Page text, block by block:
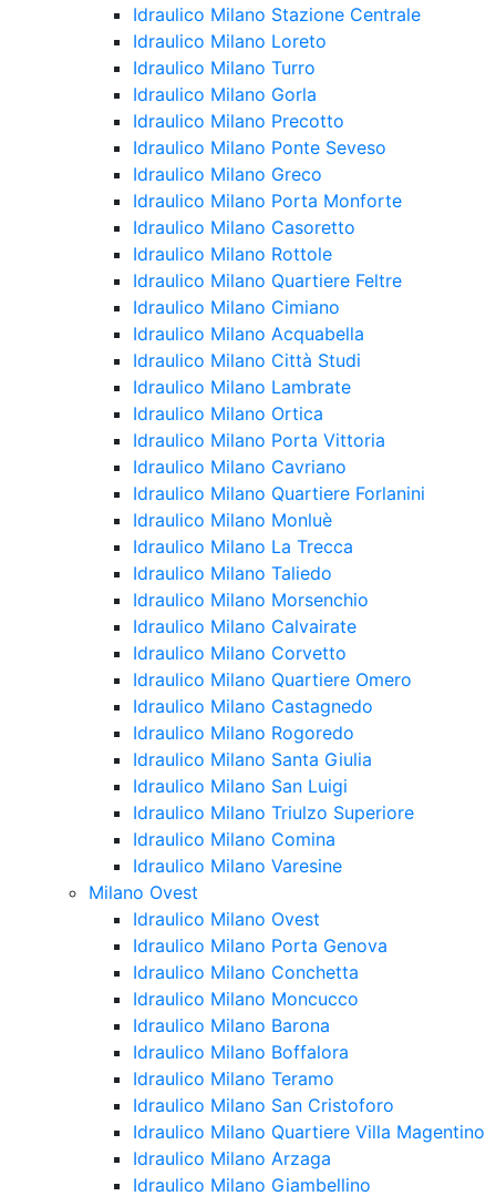
Idraulico Milano Stazione Centrale
Idraulico Milano Loreto
Idraulico Milano Turro
Idraulico Milano Gorla
Idraulico Milano Precotto
Idraulico Milano Ponte Seveso
Idraulico Milano Greco
Idraulico Milano Porta Monforte
Idraulico Milano Casoretto
Idraulico Milano Rottole
Idraulico Milano Quartiere Feltre
Idraulico Milano Cimiano
Idraulico Milano Acquabella
Idraulico Milano Città Studi
Idraulico Milano Lambrate
Idraulico Milano Ortica
Idraulico Milano Porta Vittoria
Idraulico Milano Cavriano
Idraulico Milano Quartiere Forlanini
Idraulico Milano Monluè
Idraulico Milano La Trecca
Idraulico Milano Taliedo
Idraulico Milano Morsenchio
Idraulico Milano Calvairate
Idraulico Milano Corvetto
Idraulico Milano Quartiere Omero
Idraulico Milano Castagnedo
Idraulico Milano Rogoredo
Idraulico Milano Santa Giulia
Idraulico Milano San Luigi
Idraulico Milano Triulzo Superiore
Idraulico Milano Comina
Idraulico Milano Varesine
Milano Ovest
Idraulico Milano Ovest
Idraulico Milano Porta Genova
Idraulico Milano Conchetta
Idraulico Milano Moncucco
Idraulico Milano Barona
Idraulico Milano Boffalora
Idraulico Milano Teramo
Idraulico Milano San Cristoforo
Idraulico Milano Quartiere Villa Magentino
Idraulico Milano Arzaga
Idraulico Milano Giambellino